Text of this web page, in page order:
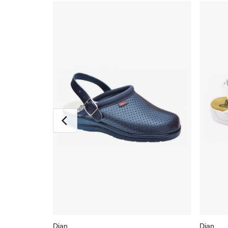
Dian Dian